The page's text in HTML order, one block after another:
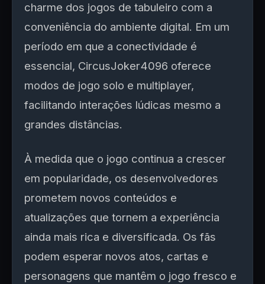
charme dos jogos de tabuleiro com a
conveniência do ambiente digital. Em um
período em que a conectividade é
essencial, CircusJoker4096 oferece
modos de jogo solo e multiplayer,
facilitando interações lúdicas mesmo a
grandes distâncias.
À medida que o jogo continua a crescer
em popularidade, os desenvolvedores
prometem novos conteúdos e
atualizações que tornem a experiência
ainda mais rica e diversificada. Os fãs
podem esperar novos atos, cartas e
personagens que mantêm o jogo fresco e